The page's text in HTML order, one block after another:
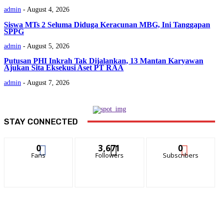
admin - August 4, 2026
Siswa MTs 2 Seluma Diduga Keracunan MBG, Ini Tanggapan
SPPG
admin - August 5, 2026
Putusan PHI Inkrah Tak Dijalankan, 13 Mantan Karyawan
Ajukan Sita Eksekusi Aset PT RAA
admin - August 7, 2026
STAY CONNECTED
0
Fans
3,671
Followers
0
Subscribers